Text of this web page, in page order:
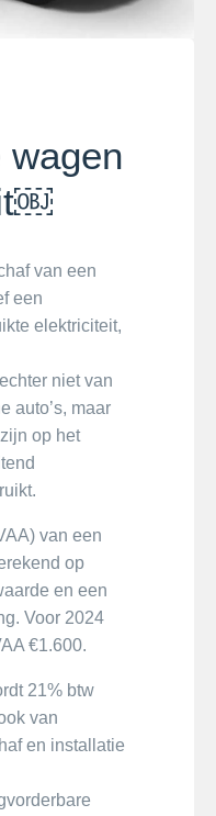
van een
een
elektriciteit,
niet van
auto’s, maar
op het
van een
op
en een
Voor 2024
€1.600.
21% btw
van
en installatie